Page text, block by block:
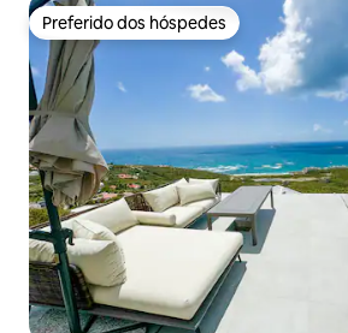
Preferido dos hóspedes
Preferido dos hóspedes